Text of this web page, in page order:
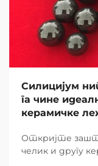
Силицијум
га чине
керамичке
Откријте
челик и другу